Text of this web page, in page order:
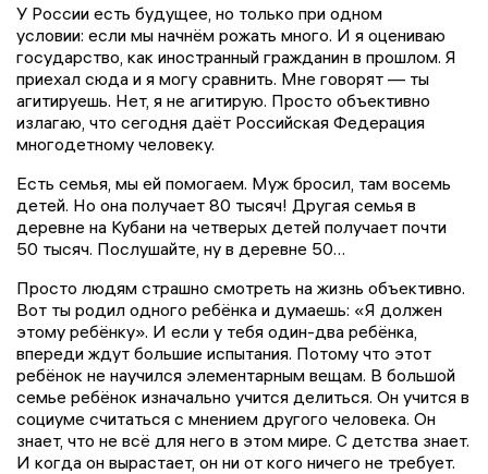
У России есть будущее, но только при одном
условии: если мы начнём рожать много. И я оцениваю
государство, как иностранный гражданин в прошлом. Я
приехал сюда и я могу сравнить. Мне говорят — ты
агитируешь. Нет, я не агитирую. Просто объективно
излагаю, что сегодня даёт Российская Федерация
многодетному человеку.
Есть семья, мы ей помогаем. Муж бросил, там восемь
детей. Но она получает 80 тысяч! Другая семья в
деревне на Кубани на четверых детей получает почти
50 тысяч. Послушайте, ну в деревне 50…
Просто людям страшно смотреть на жизнь объективно.
Вот ты родил одного ребёнка и думаешь: «Я должен
этому ребёнку». И если у тебя один-два ребёнка,
впереди ждут большие испытания. Потому что этот
ребёнок не научился элементарным вещам. В большой
семье ребёнок изначально учится делиться. Он учится в
социуме считаться с мнением другого человека. Он
знает, что не всё для него в этом мире. С детства знает.
И когда он вырастает, он ни от кого ничего не требует.